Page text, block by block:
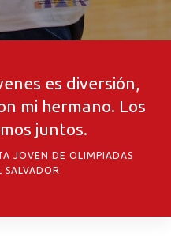
es diversión,
mi hermano. Los
juntos.
JOVEN DE OLIMPIADAS
SALVADOR